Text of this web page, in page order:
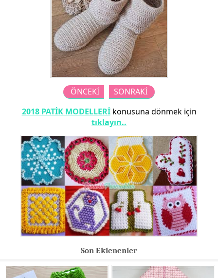
ÖNCEKİ
SONRAKİ
2018 PATİK MODELLERİkonusuna dönmek için
tıklayın..
Son Eklenenler